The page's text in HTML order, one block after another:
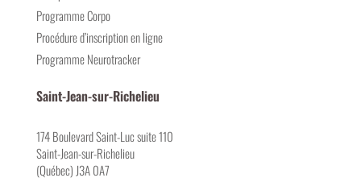
Programme Corpo
Procédure d’inscription en ligne
Programme Neurotracker
Saint-Jean-sur-Richelieu
174 Boulevard Saint-Luc suite 110
Saint-Jean-sur-Richelieu
(Québec) J3A 0A7